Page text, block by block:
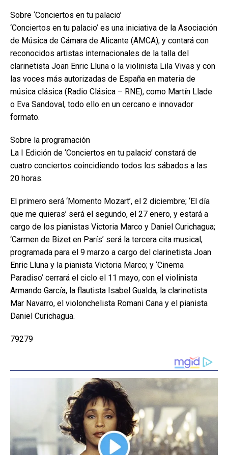
Sobre ‘Conciertos en tu palacio’
‘Conciertos en tu palacio’ es una iniciativa de la Asociación
de Música de Cámara de Alicante (AMCA), y contará con
reconocidos artistas internacionales de la talla del
clarinetista Joan Enric Lluna o la violinista Lila Vivas y con
las voces más autorizadas de España en materia de
música clásica (Radio Clásica – RNE), como Martín Llade
o Eva Sandoval, todo ello en un cercano e innovador
formato.
Sobre la programación
La I Edición de ‘Conciertos en tu palacio’ constará de
cuatro conciertos coincidiendo todos los sábados a las
20 horas.
El primero será ‘Momento Mozart’, el 2 diciembre; ‘El día
que me quieras’ será el segundo, el 27 enero, y estará a
cargo de los pianistas Victoria Marco y Daniel Curichagua;
‘Carmen de Bizet en París’ será la tercera cita musical,
programada para el 9 marzo a cargo del clarinetista Joan
Enric Lluna y la pianista Victoria Marco; y ‘Cinema
Paradiso’ cerrará el ciclo el 11 mayo, con el violinista
Armando García, la flautista Isabel Gualda, la clarinetista
Mar Navarro, el violonchelista Romani Cana y el pianista
Daniel Curichagua.
79279